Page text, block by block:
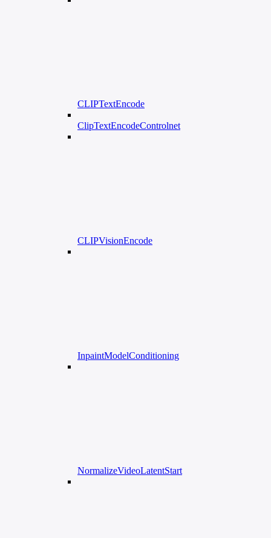
CLIPTextEncode
ClipTextEncodeControlnet
CLIPVisionEncode
InpaintModelConditioning
NormalizeVideoLatentStart